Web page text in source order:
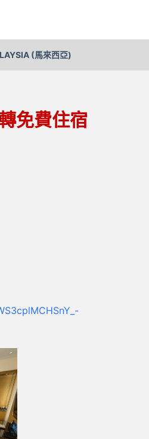
(馬來西亞)
免費住宿